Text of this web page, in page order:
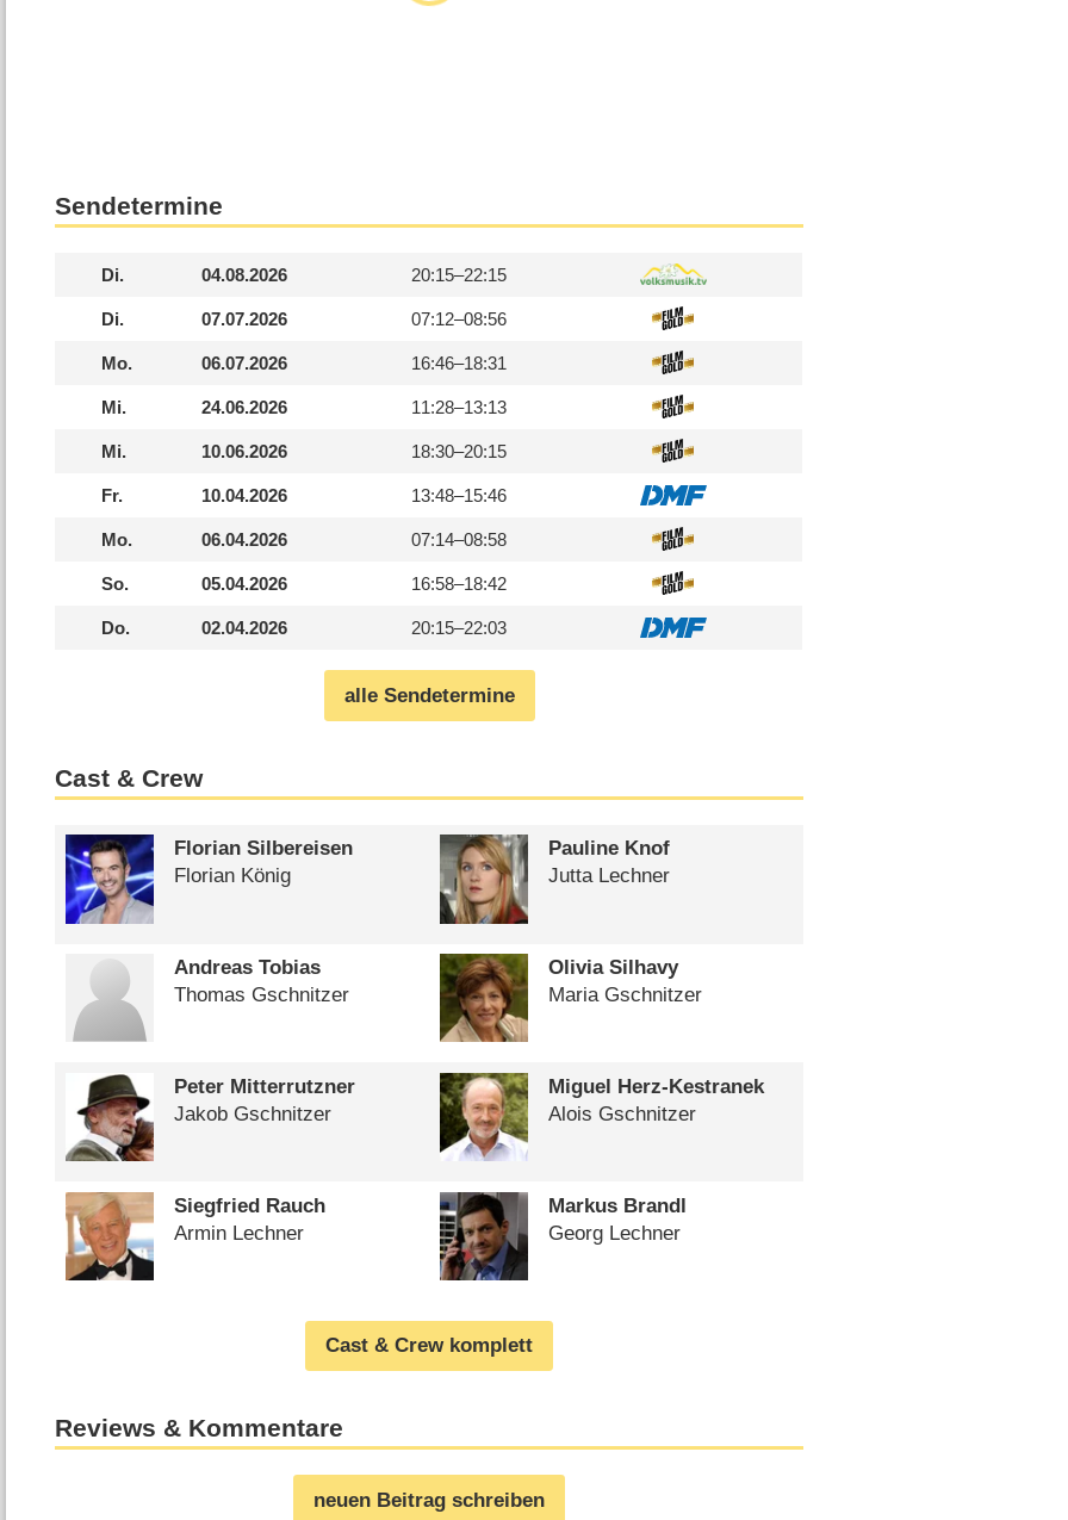
Sendetermine
Di. 04.08.2026 20:15–22:15
Di. 07.07.2026 07:12–08:56
Mo. 06.07.2026 16:46–18:31
Mi. 24.06.2026 11:28–13:13
Mi. 10.06.2026 18:30–20:15
Fr. 10.04.2026 13:48–15:46
Mo. 06.04.2026 07:14–08:58
So. 05.04.2026 16:58–18:42
Do. 02.04.2026 20:15–22:03
alle Sendetermine
Cast & Crew
Florian Silbereisen
Florian König
Pauline Knof
Jutta Lechner
Andreas Tobias
Thomas Gschnitzer
Olivia Silhavy
Maria Gschnitzer
Peter Mitterrutzner
Jakob Gschnitzer
Miguel Herz-Kestranek
Alois Gschnitzer
Siegfried Rauch
Armin Lechner
Markus Brandl
Georg Lechner
Cast & Crew komplett
Reviews & Kommentare
neuen Beitrag schreiben